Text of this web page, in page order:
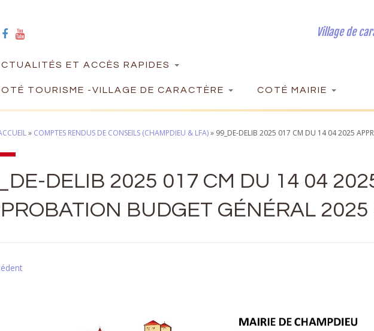
Village de
ET ACCÈS RAPIDES
TOURISME -VILLAGE DE CARACTÈRE COTÉ MAIRIE
» COMPTES RENDUS DE CONSEILS (CHAMPDIEU & LFA)» 99_DE-DELIB 2025 017 CM DU 14 04 2025
DELIB 2025 017 CM DU 14 04
BUDGET GÉNÉRAL 2025